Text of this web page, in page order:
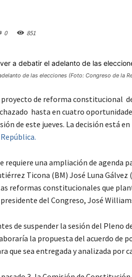
0 851
de las elecciones (Foto: Congreso de la
proyecto de reforma constitucional
hasta en cuatro
de este jueves. La decisión está
requiere una ampliación de agenda
Ticona (BM) José Luna
reformas constitucionales que
del Congreso, José
de suspender la sesión del Pleno
la propuesta del acuerdo de
que sea entregada y analizada por